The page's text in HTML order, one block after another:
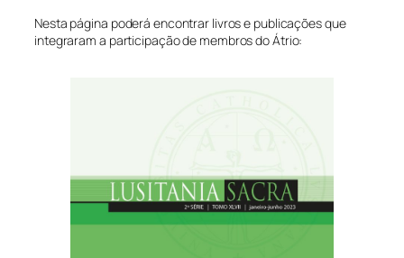
Nesta página poderá encontrar livros e publicações que
integraram a participação de membros do Átrio: